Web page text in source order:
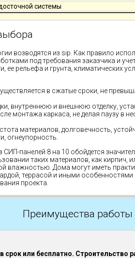
системы
возводятся из sip. Как правило
под требования заказчика и
ее рельефа и грунта, климатических
в сжатые сроки, не
внутреннюю и внешнюю отделку,
монтажа каркаса, не делая паузу в
материалов, долговечность,
огнеупорность.
СИП-панелей 8 на 10 обойдется
таких материалов, как кирпич,
влажностью. Дома могут иметь
террасой и иными
проекта.
Преимущества
срок или бесплатно. Строительство